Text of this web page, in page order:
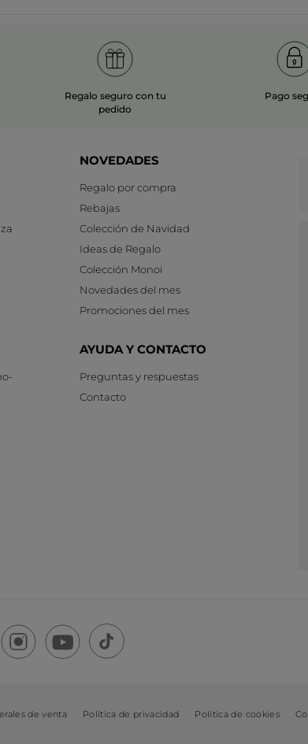
Regalo seguro con tu
pedido
Pago
NOVEDADES
Regalo por compra
Rebajas
Colección de Navidad
Ideas de Regalo
Colección Monoi
Novedades del mes
Promociones del mes
AYUDA Y CONTACTO
Preguntas y respuestas
Contacto
de venta Política de privacidad Política de cookies